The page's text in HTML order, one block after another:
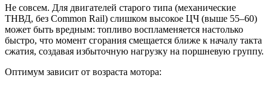
Не совсем. Для двигателей старого типа (механические
ТНВД, без Common Rail) слишком высокое ЦЧ (выше 55–60)
может быть вредным: топливо воспламеняется настолько
быстро, что момент сгорания смещается ближе к началу такта
сжатия, создавая избыточную нагрузку на поршневую группу.
Оптимум зависит от возраста мотора: